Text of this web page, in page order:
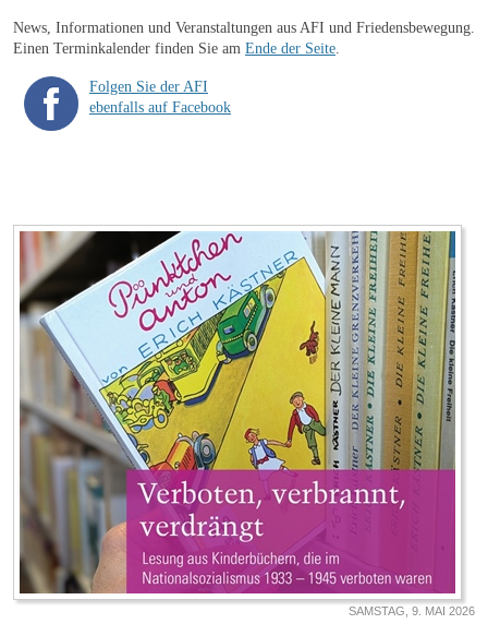
News, Informationen und Veranstaltungen aus AFI und Friedensbewegung.
Einen Terminkalender finden Sie am Ende der Seite
Folgen Sie der AFI
ebenfalls auf Facebook
SAMSTAG, 9. MAI 2026